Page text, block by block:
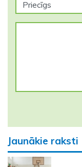
Jaunākie raksti